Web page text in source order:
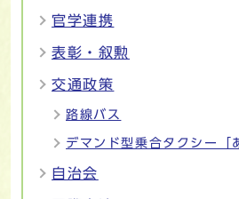
官学連携
表彰・叙勲
交通政策
路線バス
デマンド型乗合タクシー「
自治会